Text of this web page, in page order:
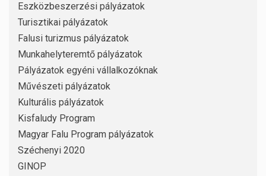
Eszközbeszerzési pályázatok
Turisztikai pályázatok
Falusi turizmus pályázatok
Munkahelyteremtő pályázatok
Pályázatok egyéni vállalkozóknak
Művészeti pályázatok
Kulturális pályázatok
Kisfaludy Program
Magyar Falu Program pályázatok
Széchenyi 2020
GINOP